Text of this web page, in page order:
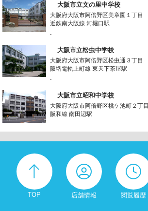
大阪市立文の里中学校
大阪府大阪市阿倍野区美章園１丁目
近鉄南大阪線 河堀口駅
-
大阪市立松虫中学校
大阪府大阪市阿倍野区松虫通３丁目
阪堺電軌上町線 東天下茶屋駅
-
大阪市立昭和中学校
大阪府大阪市阿倍野区桃ケ池町２丁目
阪和線 南田辺駅
-
TOP 店舗情報 閲覧履歴